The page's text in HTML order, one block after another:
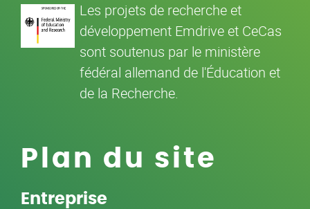
Les projets de recherche et
développement Emdrive et CeCas
sont soutenus par le ministère
fédéral allemand de l'Éducation et
de la Recherche.
Plan du site
Entreprise